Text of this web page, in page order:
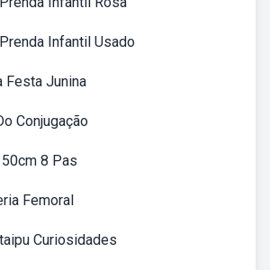
Infantil Usado
Festa Junina
Conjugação
8 Pas
Femoral
Curiosidades